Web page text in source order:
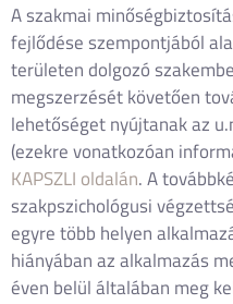
A szakmai
fejlődése szempontjából
területen dolgozó
megszerzését követően
lehetőséget nyújtanak az
(ezekre vonatkozóan
KAPSZLI oldalán. A
szakpszichológusi
egyre több helyen
hiányában az alkalmazás
éven belül általában meg